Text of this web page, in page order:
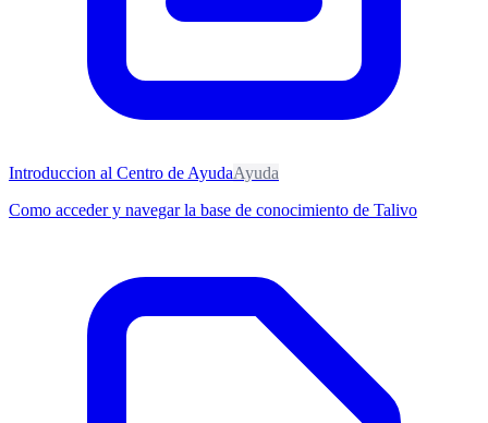
Introduccion al Centro de AyudaAyuda
Como acceder y navegar la base de conocimiento de Talivo